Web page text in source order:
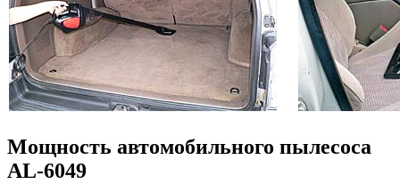
Мощность автомобильного пылесоса
AL-6049